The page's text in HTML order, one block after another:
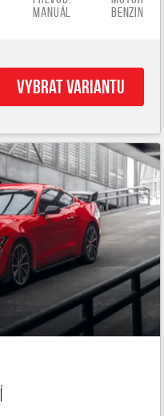
manuál
benzin
Vybrat variantu